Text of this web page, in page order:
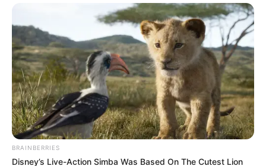
BRAINBERRIES
Disney’s Live-Action Simba Was Based On The Cutest Lion